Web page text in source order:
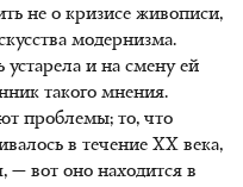
не о кризисе живописи,
модернизма.
и на смену ей
такого мнения.
проблемы; то, что
в течение XX века,
— вот оно находится в